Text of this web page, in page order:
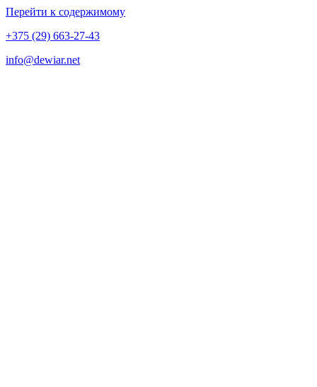
Перейти к содержимому
+375 (29) 663-27-43
info@dewiar.net